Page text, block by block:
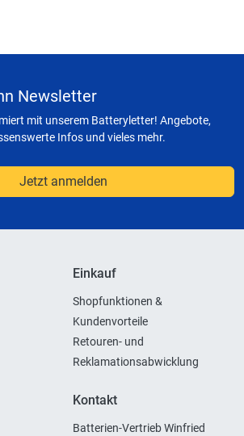
Newsletter
mit unserem Batteryletter! Angebote,
Infos und vieles mehr.
Jetzt anmelden
Einkauf
Shopfunktionen &
Kundenvorteile
Retouren- und
Reklamationsabwicklung
Kontakt
Batterien-Vertrieb Winfried